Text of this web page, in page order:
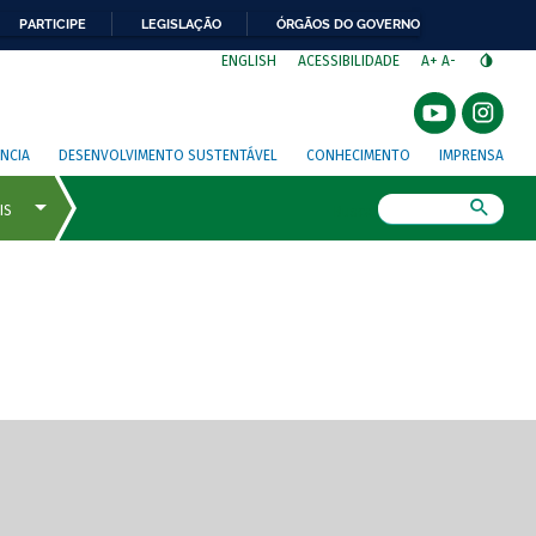
PARTICIPE LEGISLAÇÃO ÓRGÃOS DO GOVERNO
ENGLISH ACESSIBILIDADE A+ A-
DESENVOLVIMENTO SUSTENTÁVEL CONHECIMENTO IMPRENSA
de tela